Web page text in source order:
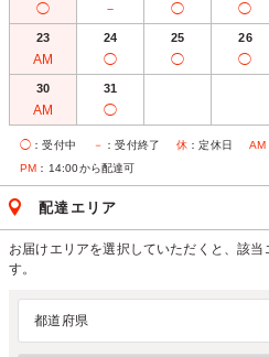
◯ － ◯ ◯
23
AM
24
◯
25
◯
26
◯
30
AM
31
◯
◯ ：受付中 － ：受付終了 休 ：定休日 AM
PM ：14:00から配達可
配達エリア
お届けエリアを選択していただくと、該
す。